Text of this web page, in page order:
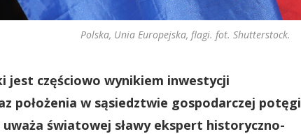
Polska, Unia Europejska, flagi. fot. Shutterstock.
jest częściowo wynikiem inwestycji
położenia w sąsiedztwie gospodarczej potęgi
światowej sławy ekspert historyczno-